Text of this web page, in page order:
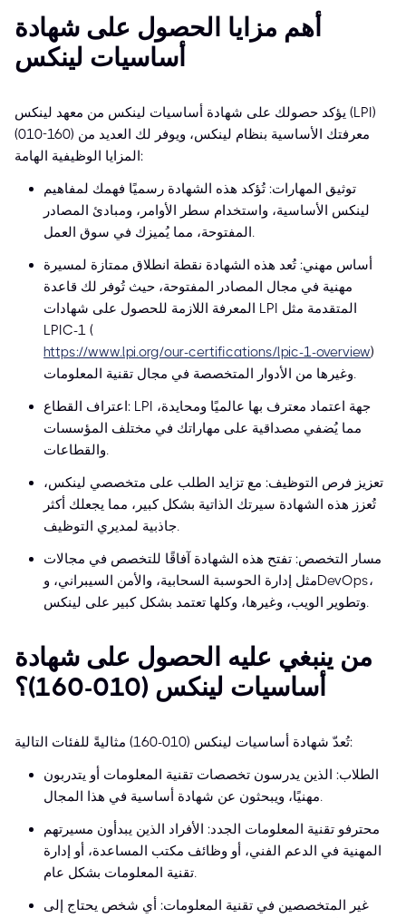
أهم مزايا الحصول على شهادة
أساسيات لينكس
يؤكد حصولك على شهادة أساسيات لينكس من معهد لينكس (LPI)
(010-160) معرفتك الأساسية بنظام لينكس، ويوفر لك العديد من
المزايا الوظيفية الهامة:
توثيق المهارات: تُؤكد هذه الشهادة رسميًا فهمك لمفاهيم
لينكس الأساسية، واستخدام سطر الأوامر، ومبادئ المصادر
المفتوحة، مما يُميزك في سوق العمل.
أساس مهني: تُعد هذه الشهادة نقطة انطلاق ممتازة لمسيرة
مهنية في مجال المصادر المفتوحة، حيث تُوفر لك قاعدة
المعرفة اللازمة للحصول على شهادات LPI المتقدمة مثل
LPIC-1 (
https://www.lpi.org/our-certifications/lpic-1-overview)
وغيرها من الأدوار المتخصصة في مجال تقنية المعلومات.
اعتراف القطاع: LPI جهة اعتماد معترف بها عالميًا ومحايدة،
مما يُضفي مصداقية على مهاراتك في مختلف المؤسسات
والقطاعات.
تعزيز فرص التوظيف: مع تزايد الطلب على متخصصي لينكس،
تُعزز هذه الشهادة سيرتك الذاتية بشكل كبير، مما يجعلك أكثر
جاذبية لمديري التوظيف.
مسار التخصص: تفتح هذه الشهادة آفاقًا للتخصص في مجالات
مثل إدارة الحوسبة السحابية، والأمن السيبراني، وDevOps،
وتطوير الويب، وغيرها، وكلها تعتمد بشكل كبير على لينكس.
من ينبغي عليه الحصول على شهادة
أساسيات لينكس (010-160)؟
تُعدّ شهادة أساسيات لينكس (010-160) مثاليةً للفئات التالية:
الطلاب: الذين يدرسون تخصصات تقنية المعلومات أو يتدربون
مهنيًا، ويبحثون عن شهادة أساسية في هذا المجال.
محترفو تقنية المعلومات الجدد: الأفراد الذين يبدأون مسيرتهم
المهنية في الدعم الفني، أو وظائف مكتب المساعدة، أو إدارة
تقنية المعلومات بشكل عام.
غير المتخصصين في تقنية المعلومات: أي شخص يحتاج إلى